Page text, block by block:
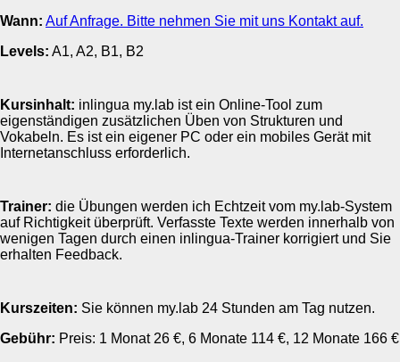
Wann: Auf Anfrage. Bitte nehmen Sie mit uns Kontakt auf.
Levels: A1, A2, B1, B2
Kursinhalt: inlingua my.lab ist ein Online-Tool zum
eigenständigen zusätzlichen Üben von Strukturen und
Vokabeln. Es ist ein eigener PC oder ein mobiles Gerät mit
Internetanschluss erforderlich.
Trainer: die Übungen werden ich Echtzeit vom my.lab-System
auf Richtigkeit überprüft. Verfasste Texte werden innerhalb von
wenigen Tagen durch einen inlingua-Trainer korrigiert und Sie
erhalten Feedback.
Kurszeiten: Sie können my.lab 24 Stunden am Tag nutzen.
Gebühr: Preis: 1 Monat 26 €, 6 Monate 114 €, 12 Monate 166 €